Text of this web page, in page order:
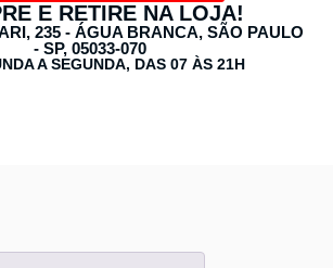
E RETIRE NA LOJA!
235 - ÁGUA BRANCA, SÃO PAULO
- SP, 05033-070
A SEGUNDA, DAS 07 ÀS 21H